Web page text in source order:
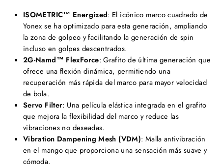
ISOMETRIC™ Energized: El icónico marco cuadrado de
Yonex se ha optimizado para esta generación, ampliando
la zona de golpeo y facilitando la generación de spin
incluso en golpes descentrados.
2G-Namd™ FlexForce: Grafito de última generación que
ofrece una flexión dinámica, permitiendo una
recuperación más rápida del marco para mayor velocidad
de bola.
Servo Filter: Una película elástica integrada en el grafito
que mejora la flexibilidad del marco y reduce las
vibraciones no deseadas.
Vibration Dampening Mesh (VDM): Malla antivibración
en el mango que proporciona una sensación más suave y
cómoda.